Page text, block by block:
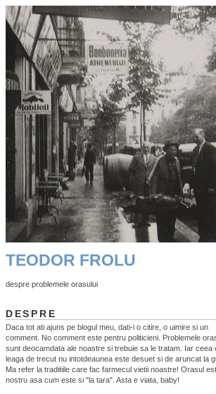
TEODOR FROLU
despre problemele orasului
DESPRE
Daca tot ati ajuns pe blogul meu, dati-i o citire, o uimire si un
comment. No comment este pentru politicieni. Problemele
sunt deocamdata ale noastre si trebuie sa le tratam. Iar ceea
leaga de trecut nu intotdeaunea este desuet si de aruncat la
Ma refer la traditiile care fac farmecul vietii noastre! Orasul
nostru asa cum este si "la tara". Asta e viata, baby!